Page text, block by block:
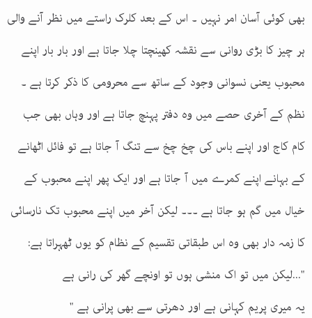
بھی کوئی آسان امر نہیں ۔ اس کے بعد کلرک راستے میں نظر آنے والی
ہر چیز کا بڑی روانی سے نقشہ کھینچتا چلا جاتا ہے اور بار بار اپنے
محبوب یعنی نسوانی وجود کے ساتھ سے محرومی کا ذکر کرتا ہے ۔
نظم کے آخری حصے میں وہ دفتر پہنچ جاتا ہے اور وہاں بھی جب
کام کاج اور اپنے باس کی چخ چخ سے تنگ آ جاتا ہے تو فائل اٹھانے
کے بہانے اپنے کمرے میں آ جاتا ہے اور ایک پھر اپنے محبوب کے
خیال میں گم ہو جاتا ہے ۔۔۔ لیکن آخر میں اپنے محبوب تک نارسائی
کا زمہ دار بھی وہ اس طبقاتی تقسیم کے نظام کو یوں ٹھہراتا ہے:
"...لیکن میں تو اک منشی ہوں تو اونچے گھر کی رانی ہے
یہ میری پریم کہانی ہے اور دھرتی سے بھی پرانی ہے "